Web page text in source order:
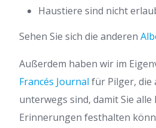
Haustiere sind nicht
Sehen Sie sich die anderen
Außerdem haben wir im
Francés Journal für Pilger, die
unterwegs sind, damit Sie
Erinnerungen festhalten